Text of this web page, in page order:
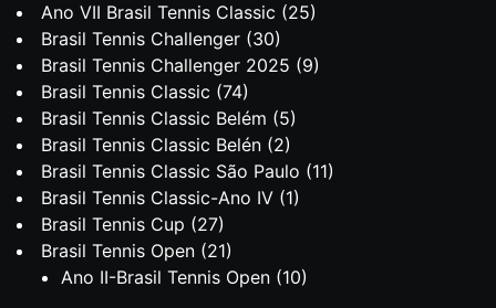
Ano VII Brasil Tennis Classic (25)
Brasil Tennis Challenger (30)
Brasil Tennis Challenger 2025 (9)
Brasil Tennis Classic (74)
Brasil Tennis Classic Belém (5)
Brasil Tennis Classic Belén (2)
Brasil Tennis Classic São Paulo (11)
Brasil Tennis Classic-Ano IV (1)
Brasil Tennis Cup (27)
Brasil Tennis Open (21)
Ano II-Brasil Tennis Open (10)